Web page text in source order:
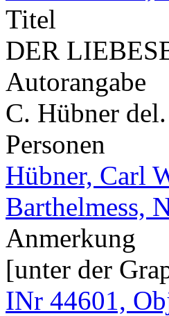
Titel
DER
Autorangabe
C. Hübner
Personen
Hübner, Carl
Barthelmess,
Anmerkung
[unter der
INr 44601,